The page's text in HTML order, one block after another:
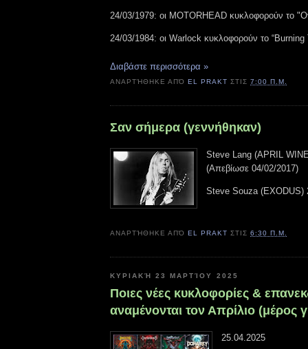
24/03/1979: οι MOTORHEAD κυκλοφορούν το
24/03/1984: οι Warlock κυκλοφορούν το
Διαβάστε περισσότερα »
ΑΝΑΡΤΉΘΗΚΕ ΑΠΌEL PRAKT ΣΤΙΣ7:00 Π.Μ.
Σαν σήμερα (γεννήθηκαν)
Steve Lang (APRIL
(Απεβίωσε 04/02/2017)
Steve Souza (EXODUS)
ΑΝΑΡΤΉΘΗΚΕ ΑΠΌEL PRAKT ΣΤΙΣ6:30 Π.Μ.
ΚΥΡΙΑΚΉ 23 ΜΑΡΤΊΟΥ 2025
Ποιες νέες κυκλοφορίες &
αναμένονται τον Απρίλιο (μέρος
25.04.2025